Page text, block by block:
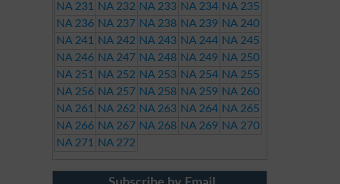
NA 231
NA 232 NA 233 NA 234 NA 235
NA 236 NA 237 NA 238 NA 239 NA 240
NA 241
NA 242 NA 243 NA 244 NA 245
NA 246 NA 247 NA 248 NA 249 NA 250
NA 251
NA 252 NA 253 NA 254 NA 255
NA 256 NA 257 NA 258 NA 259 NA 260
NA 261
NA 262 NA 263 NA 264 NA 265
NA 266 NA 267 NA 268 NA 269 NA 270
NA 271
NA 272